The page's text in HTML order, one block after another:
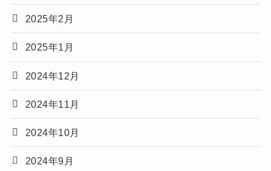
2025年2月
2025年1月
2024年12月
2024年11月
2024年10月
2024年9月